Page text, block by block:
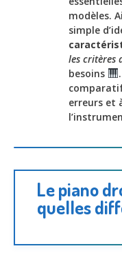
modèles.
simple
les critères
besoins
erreurs et
Le piano
quelles